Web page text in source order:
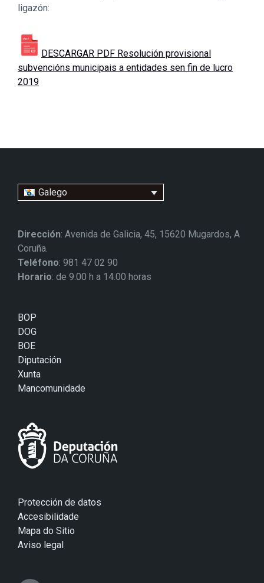
ligazón:
DESCARGAR PDF Resolución provisional
subvencións municipais a entidades sen fin de lucro
2019
Galego
Dirección: Avenida de Galicia, 45, 15620 Mugardos, A
Coruña.
Teléfono: 981 47 02 90
Horario: de 9.00 h a 14.00 horas
BOP
DOG
BOE
Diputación
Xunta
Mancomunidade
Protección de datos
Accesibilidade
Mapa do Sitio
Aviso legal